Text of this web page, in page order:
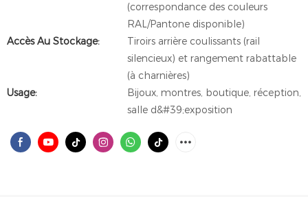
(correspondance des couleurs
RAL/Pantone disponible)
Accès Au Stockage:
Tiroirs arrière coulissants (rail
silencieux) et rangement rabattable
(à charnières)
Usage:
Bijoux, montres, boutique, réception,
salle d&#39;exposition